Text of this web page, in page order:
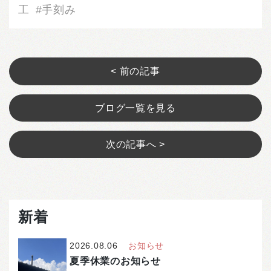
工 手刻み
< 前の記事
ブログ一覧を見る
次の記事へ >
新着
2026.08.06 お知らせ
夏季休業のお知らせ